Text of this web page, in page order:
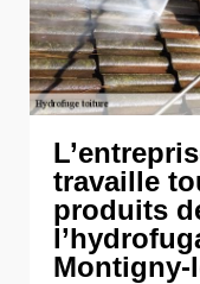
travaille
produits
Montigny-